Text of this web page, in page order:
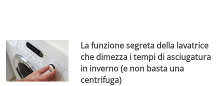
La funzione segreta della lavatrice
che dimezza i tempi di asciugatura
in inverno (e non basta una
centrifuga)